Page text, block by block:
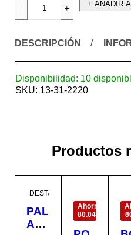
AÑADIR
DESCRIPCIÓN
Disponibilidad: 10
SKU: 13-31-2220
Productos
DESTACADO
PAL
A
Ahorra
80.04$